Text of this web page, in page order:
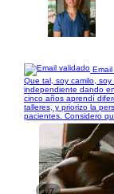
Que tal, soy camilo,
independiente dando
cinco años aprendí
talleres, y priorizo la
pacientes. Considero
1/7